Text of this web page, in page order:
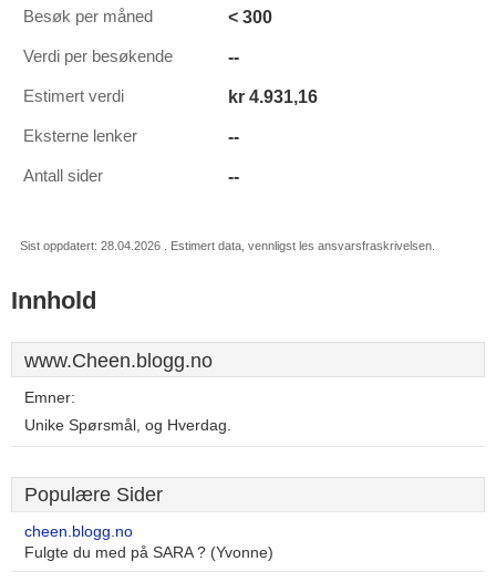
Besøk per måned < 300
Verdi per besøkende --
Estimert verdi kr 4.931,16
Eksterne lenker --
Antall sider --
Sist oppdatert: 28.04.2026 . Estimert data, vennligst les ansvarsfraskrivelsen.
Innhold
www.Cheen.blogg.no
Emner:
Unike Spørsmål, og Hverdag.
Populære Sider
cheen.blogg.no
Fulgte du med på SARA ? (Yvonne)